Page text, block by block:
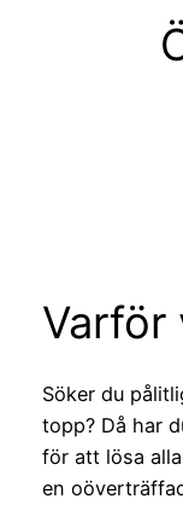
Varför
Söker du
topp? Då har
för att lösa
en